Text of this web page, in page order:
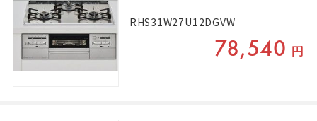
RHS31W27U12DGVW
78,540 円